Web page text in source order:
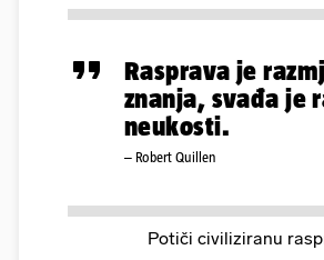
Rasprava je
znanja, svađa je
neukosti.
– Robert Quillen
Potiči civiliziranu